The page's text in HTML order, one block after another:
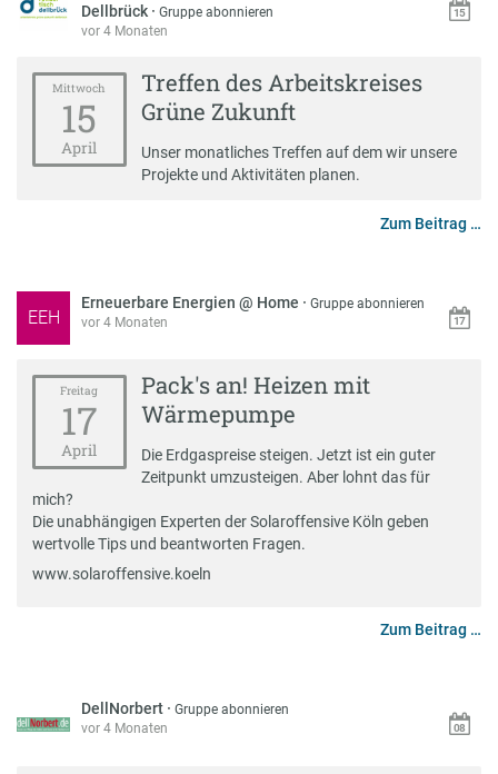
Dellbrück ·Gruppe abonnieren
vor 4 Monaten
Mittwoch
15
April
Treffen des Arbeitskreises
Grüne Zukunft
Unser monatliches Treffen auf dem wir unsere
Projekte und Aktivitäten planen.
Zum Beitrag …
EEH
Erneuerbare Energien @ Home ·Gruppe abonnieren
vor 4 Monaten
Freitag
17
April
Pack's an! Heizen mit
Wärmepumpe
Die Erdgaspreise steigen. Jetzt ist ein guter
Zeitpunkt umzusteigen. Aber lohnt das für
mich?
Die unabhängigen Experten der Solaroffensive Köln geben
wertvolle Tips und beantworten Fragen.
www.solaroffensive.koeln
Zum Beitrag …
DellNorbert ·Gruppe abonnieren
vor 4 Monaten